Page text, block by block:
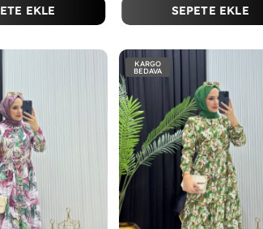
EKLE SEPETE EKLE
KARGO
BEDAVA